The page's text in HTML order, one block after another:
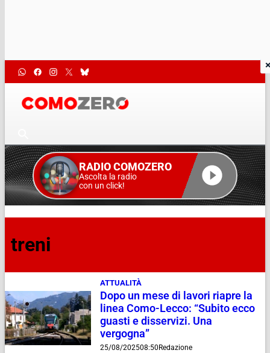
RADIO COMOZERO
Ascolta la radio
con un click!
treni
ATTUALITÀ
Dopo un mese di lavori riapre la
linea Como-Lecco: “Subito ecco
guasti e disservizi. Una
vergogna”
25/08/202508:50Redazione